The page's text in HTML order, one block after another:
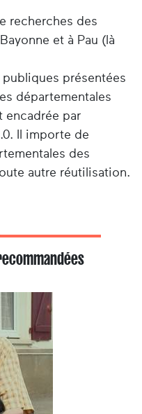
recherches des
et à Pau (là
présentées
départementales
encadrée par
Il importe de
des
autre réutilisation.